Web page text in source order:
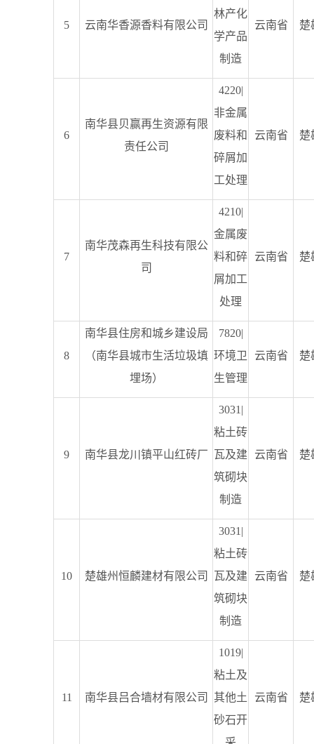
5 云南华香源香料有限公司
林产化
学产品
制造
云南省 楚
6
南华县贝赢再生资源有限
责任公司
4220|
非金属
废料和
碎屑加
工处理
云南省 楚
7
南华茂森再生科技有限公
司
4210|
金属废
料和碎
屑加工
处理
云南省 楚
8
南华县住房和城乡建设局
（南华县城市生活垃圾填
埋场）
7820|
环境卫
生管理
云南省 楚
9 南华县龙川镇平山红砖厂
3031|
粘土砖
瓦及建
筑砌块
制造
云南省 楚
10 楚雄州恒麟建材有限公司
3031|
粘土砖
瓦及建
筑砌块
制造
云南省 楚
11 南华县吕合墙材有限公司
1019|
粘土及
其他土
砂石开
云南省 楚